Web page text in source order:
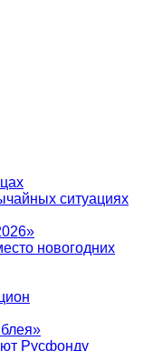
ситуациях
новогодних
Русфонду